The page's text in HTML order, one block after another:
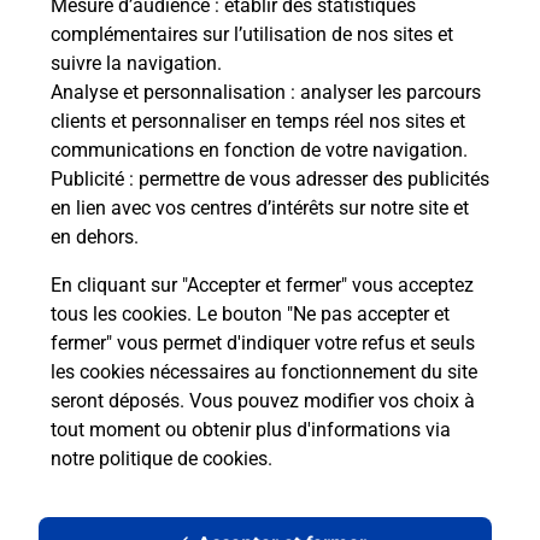
Mesure d’audience : établir des statistiques
complémentaires sur l’utilisation de nos sites et
suivre la navigation.
Analyse et personnalisation : analyser les parcours
clients et personnaliser en temps réel nos sites et
communications en fonction de votre navigation.
Publicité : permettre de vous adresser des publicités
en lien avec vos centres d’intérêts sur notre site et
en dehors.
En cliquant sur "Accepter et fermer" vous acceptez
tous les cookies. Le bouton "Ne pas accepter et
fermer" vous permet d'indiquer votre refus et seuls
les cookies nécessaires au fonctionnement du site
seront déposés. Vous pouvez modifier vos choix à
tout moment ou obtenir plus d'informations via
notre politique de cookies.
Boîte aux lettres La Poste
Prochaine collecte du courrierlundià 09h00
49 Rue D Aval
21120 Til Chatel
Le lien s'ouvre dans un nouvel onglet
Localiser Liste Boîtes aux lettres Côte-d'Or Til Chatel